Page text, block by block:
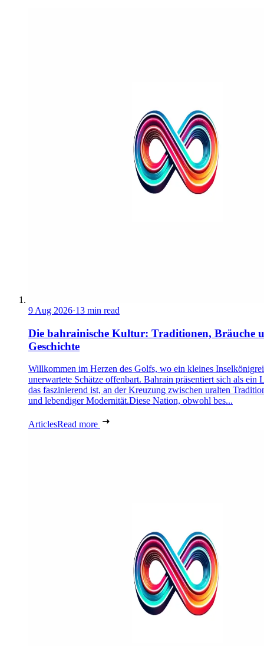
9 Aug 2026·13 min read
Die bahrainische Kultur: Traditionen, Bräuche
Geschichte
Willkommen im Herzen des Golfs, wo ein kleines
unerwartete Schätze offenbart. Bahrain präsentiert sich als ein
das faszinierend ist, an der Kreuzung zwischen uralten
und lebendiger Modernität.Diese Nation, obwohl bes...
ArticlesRead more